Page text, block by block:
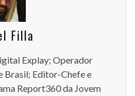
Filla
Explay; Operador
Brasil; Editor-Chefe e
Report360 da Jovem